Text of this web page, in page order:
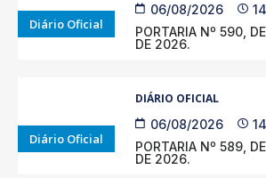
Diário Oficial
06/08/2026
PORTARIA Nº 590,
DE 2026.
Diário Oficial
DIÁRIO OFICIAL
06/08/2026
PORTARIA Nº 589,
DE 2026.